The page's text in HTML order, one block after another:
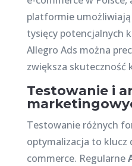
platformie
tysięcy potencjalnych
Allegro Ads można
zwiększa skuteczność
Testowanie i
Testowanie różnych
optymalizacja to klucz
commerce. Regularne